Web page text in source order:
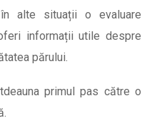
alte situații o evaluare
informații utile despre
părului.
primul pas către o